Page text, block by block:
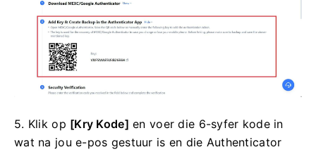
5. Klik op [Kry Kode] en voer die 6-syfer kode in
wat na jou e-pos gestuur is en die Authenticator